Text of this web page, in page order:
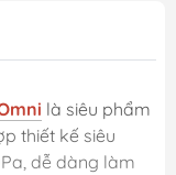
là siêu phẩm
thiết kế siêu
dễ dàng làm